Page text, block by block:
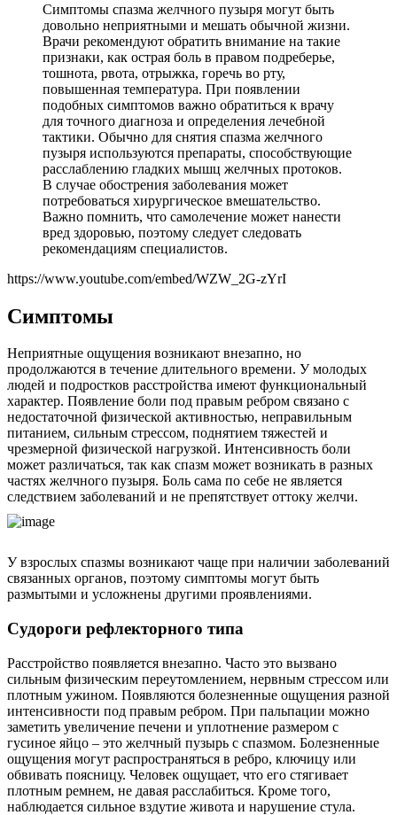
Симптомы спазма желчного пузыря могут быть
довольно неприятными и мешать обычной жизни.
Врачи рекомендуют обратить внимание на такие
признаки, как острая боль в правом подреберье,
тошнота, рвота, отрыжка, горечь во рту,
повышенная температура. При появлении
подобных симптомов важно обратиться к врачу
для точного диагноза и определения лечебной
тактики. Обычно для снятия спазма желчного
пузыря используются препараты, способствующие
расслаблению гладких мышц желчных протоков.
В случае обострения заболевания может
потребоваться хирургическое вмешательство.
Важно помнить, что самолечение может нанести
вред здоровью, поэтому следует следовать
рекомендациям специалистов.
https://www.youtube.com/embed/WZW_2G-zYrI
Симптомы
Неприятные ощущения возникают внезапно, но
продолжаются в течение длительного времени. У молодых
людей и подростков расстройства имеют функциональный
характер. Появление боли под правым ребром связано с
недостаточной физической активностью, неправильным
питанием, сильным стрессом, поднятием тяжестей и
чрезмерной физической нагрузкой. Интенсивность боли
может различаться, так как спазм может возникать в разных
частях желчного пузыря. Боль сама по себе не является
следствием заболеваний и не препятствует оттоку желчи.
У взрослых спазмы возникают чаще при наличии заболеваний
связанных органов, поэтому симптомы могут быть
размытыми и усложнены другими проявлениями.
Судороги рефлекторного типа
Расстройство появляется внезапно. Часто это вызвано
сильным физическим переутомлением, нервным стрессом или
плотным ужином. Появляются болезненные ощущения разной
интенсивности под правым ребром. При пальпации можно
заметить увеличение печени и уплотнение размером с
гусиное яйцо – это желчный пузырь с спазмом. Болезненные
ощущения могут распространяться в ребро, ключицу или
обвивать поясницу. Человек ощущает, что его стягивает
плотным ремнем, не давая расслабиться. Кроме того,
наблюдается сильное вздутие живота и нарушение стула.